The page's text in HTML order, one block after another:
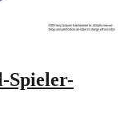
Spieler-